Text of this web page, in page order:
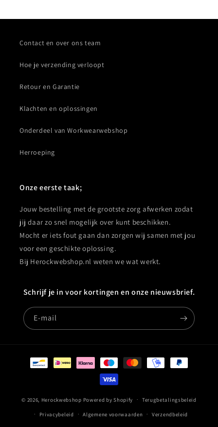
Contact en over ons team
Hoe je verzending verloopt
Retour en Garantie
Klachten en oplossingen
Onderdeel van Workwearwebshop
Herroeping
Onze eerste taak;
Jouw bestelling met de grootste zorg afwerken zodat
jij daar zo snel mogelijk over kunt beschikken.
Mocht er iets fout gaan dan zorgen wij samen met jou
voor een geschikte oplossing.
Bij Herockwebshop.nl weten we wat werkt.
Schrijf je in voor kortingen en onze nieuwsbrief.
E‑mail
Betaalmethoden
© 2026, Herockwebshop Powered by Shopify Terugbetalingsbeleid
Privacybeleid Algemene voorwaarden Verzendbeleid